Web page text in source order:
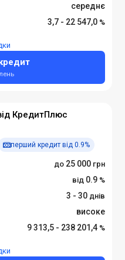
середнє
3,7 - 22 547,0
КредитПлюс
перший кредит від 0.9%
25 000
0.9
3 - 30
високе
9 313,5 - 238 201,4